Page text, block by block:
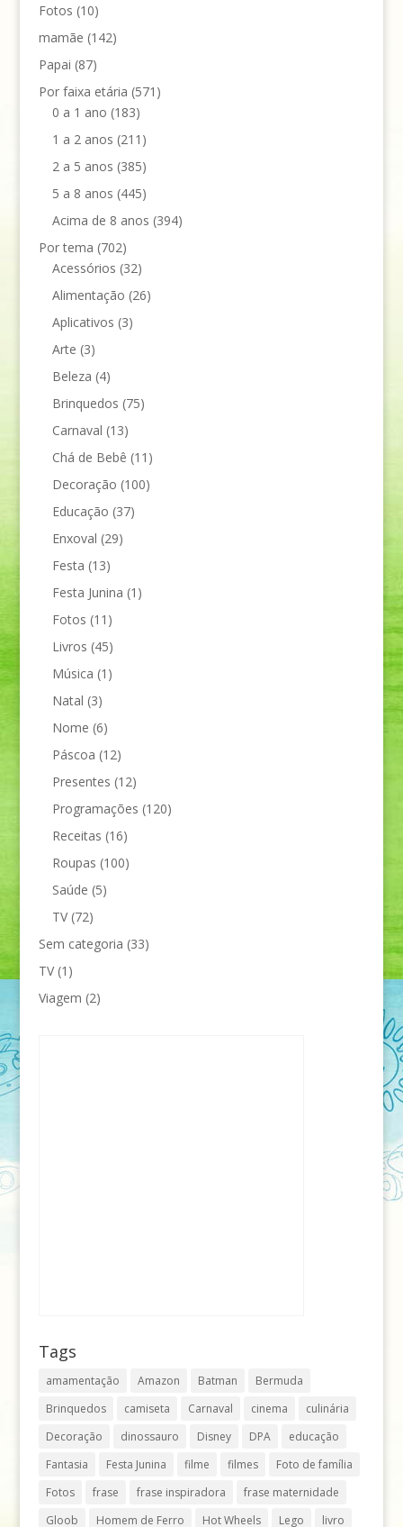
Fotos (10)
mamãe (142)
Papai (87)
Por faixa etária (571)
0 a 1 ano (183)
1 a 2 anos (211)
2 a 5 anos (385)
5 a 8 anos (445)
Acima de 8 anos (394)
Por tema (702)
Acessórios (32)
Alimentação (26)
Aplicativos (3)
Arte (3)
Beleza (4)
Brinquedos (75)
Carnaval (13)
Chá de Bebê (11)
Decoração (100)
Educação (37)
Enxoval (29)
Festa (13)
Festa Junina (1)
Fotos (11)
Livros (45)
Música (1)
Natal (3)
Nome (6)
Páscoa (12)
Presentes (12)
Programações (120)
Receitas (16)
Roupas (100)
Saúde (5)
TV(72)
Sem categoria (33)
TV(1)
Viagem (2)
Tags
amamentação Amazon Batman
Bermuda
Brinquedos
camiseta Carnaval cinema
culinária
Decoração
dinossauro Disney DPA
educação
Fantasia
Festa Junina filme filmes
Foto de família
Fotos
frase frase inspiradora
frase maternidade
Gloob
Homem de Ferro Hot Wheels Lego livro